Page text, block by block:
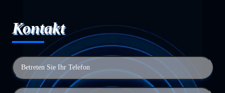
Kontakt